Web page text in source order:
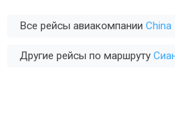
Все рейсы авиакомпании China
Другие рейсы по маршруту